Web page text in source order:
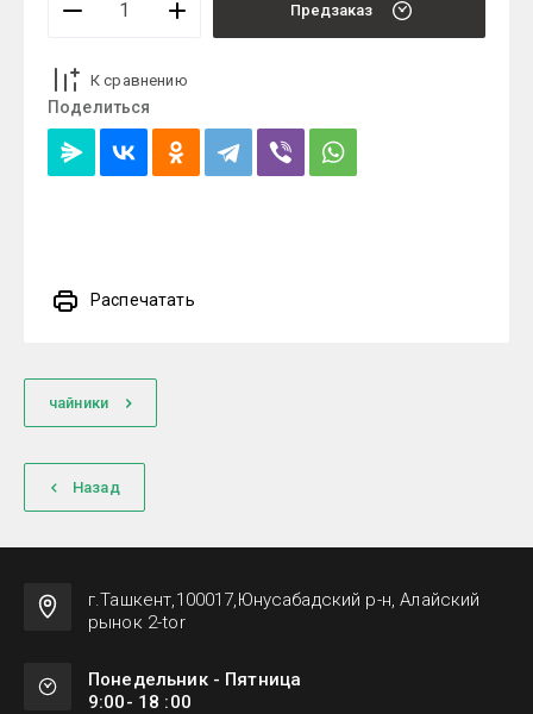
Предзаказ
К сравнению
Поделиться
Распечатать
чайники
Назад
г.Ташкент,100017,Юнусабадский р-н, Алайский
рынок 2-tor
Понедельник - Пятница
9:00- 18 :00